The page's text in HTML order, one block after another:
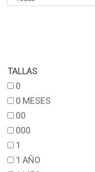
TALLAS
0
0 MESES
00
000
1
1 AÑO